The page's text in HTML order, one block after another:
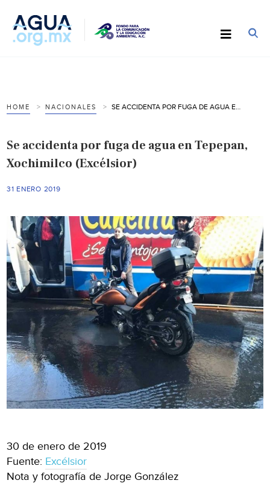
HOME NACIONALES
Se accidenta por fuga de agua en Tepepan,
Xochimilco (Excélsior)
31 ENERO 2019
30 de enero de 2019
Fuente: Excélsior
Nota y fotografía de Jorge González